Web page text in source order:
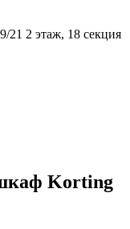
21 2 этаж, 18 секция
Korting